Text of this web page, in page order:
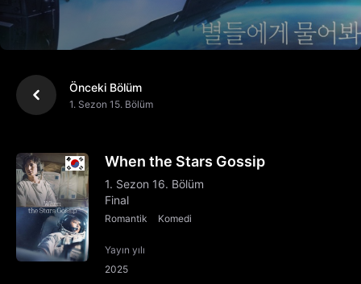
Önceki Bölüm
1. Sezon 15. Bölüm
When the Stars Gossip
1. Sezon 16. Bölüm
Final
Romantik Komedi
Yayın yılı
2025